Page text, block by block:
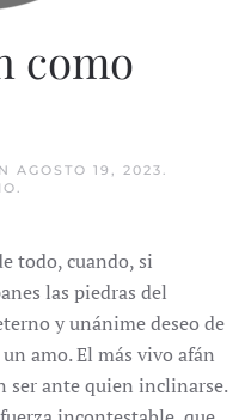
como
AGOSTO 19, 2023.
.
todo, cuando, si
las piedras del
y unánime deseo de
amo. El más vivo afán
ser ante quien inclinarse.